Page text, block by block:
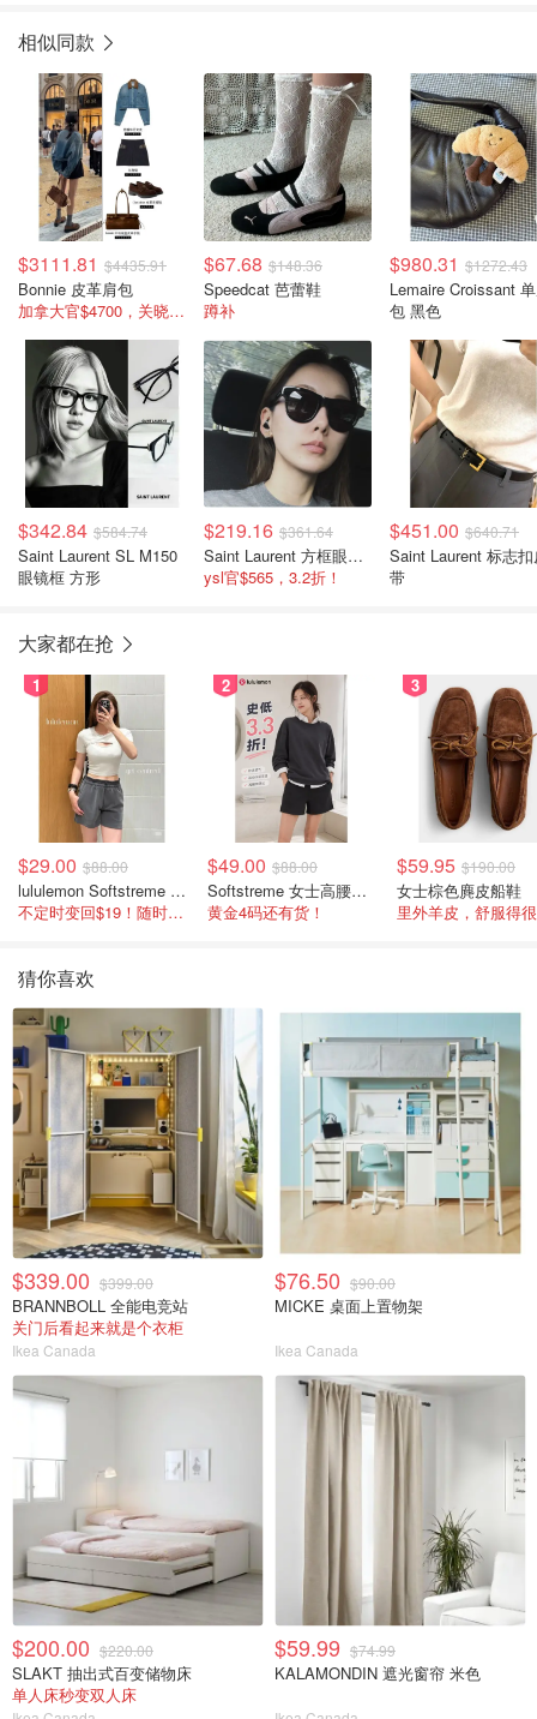
相似同款
$3111.81 $4435.91
Bonnie 皮革肩包
加拿大官$4700，关晓彤同款
$67.68 $148.36
Speedcat 芭蕾鞋
蹲补
$980.31 $1272.43
Lemaire Croissant
包 黑色
$342.84 $584.74
Saint Laurent SL M150
眼镜框 方形
$219.16 $361.64
Saint Laurent 方框眼镜 黑色
ysl官$565，3.2折！
$451.00 $640.71
Saint Laurent 标志
带
大家都在抢
1
$29.00 $88.00
lululemon Softstreme 女士高腰短裤 10cm
不定时变回$19！随时点进来看
2
$49.00 $88.00
Softstreme 女士高腰短裤 4英寸
黄金4码还有货！
3
$59.95 $190.00
女士棕色麂皮船鞋
里外羊皮，舒服得很
猜你喜欢
$339.00 $399.00
BRANNBOLL 全能电竞站
关门后看起来就是个衣柜
Ikea Canada
$76.50 $90.00
MICKE 桌面上置物架
Ikea Canada
$200.00 $220.00
SLAKT 抽出式百变储物床
单人床秒变双人床
$59.99 $74.99
KALAMONDIN 遮光窗帘 米色